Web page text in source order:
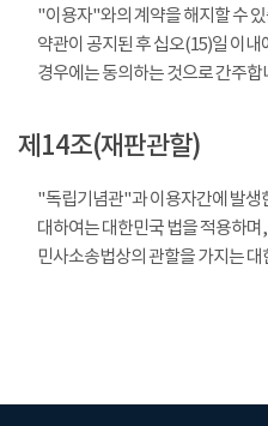
"이용자"와의 계약을 해지할 수
약관이 공지된 후 십오(15)일 이
경우에는 동의하는 것으로 간주합
제14조(재판관할)
"독립기념관"과 이용자간에 발생
대하여는 대한민국 법을 적용하며
민사소송법상의 관할을 가지는